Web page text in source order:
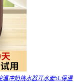
冲奶烧水器开水壶5L保温